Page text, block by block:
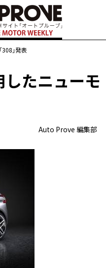
308｣発表
したニューモ
Auto Prove 編集部